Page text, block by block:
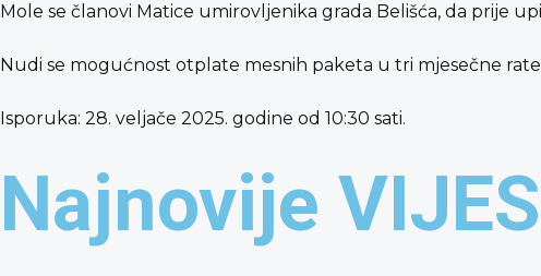
Mole se članovi Matice umirovljenika grada Belišća, da prije
Nudi se mogućnost otplate mesnih paketa u tri mjesečne
Isporuka: 28. veljače 2025. godine od 10:30 sati.
Najnovije